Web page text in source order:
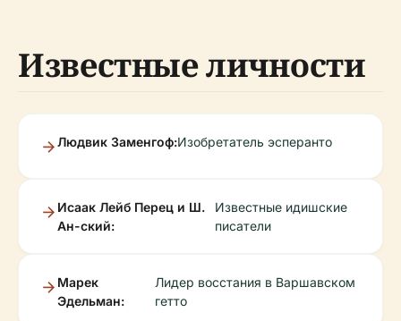
Известные личности
Людвик Заменгоф:Изобретатель эсперанто
Исаак Лейб Перец и Ш.
Ан-ский:
Известные идишские
писатели
Марек
Эдельман:
Лидер восстания в Варшавском
гетто